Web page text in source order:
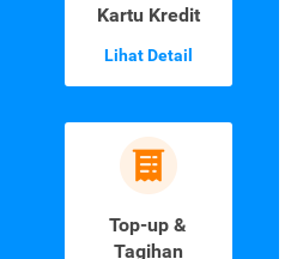
Kartu Kredit
Lihat Detail
Top-up &
Tagihan